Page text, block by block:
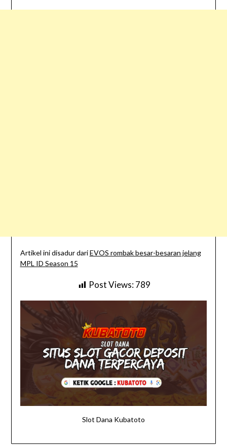
Artikel ini disadur dariEVOS rombak besar-besaran jelang
MPL ID Season 15
Post Views: 789
Slot Dana Kubatoto